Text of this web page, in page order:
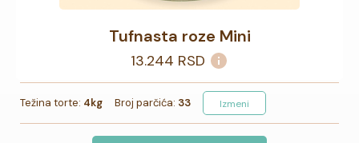
Tufnasta roze Mini
13.244 RSD
Težina torte: 4kg Broj parčića: 33 Izmeni